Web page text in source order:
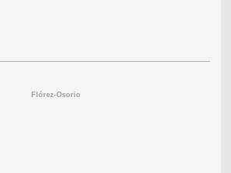
Flórez-Osorio